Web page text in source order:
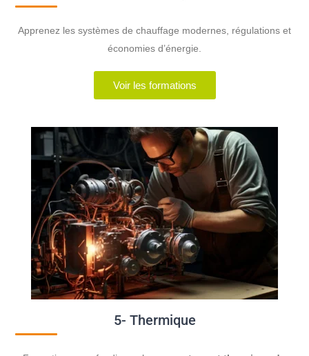
Apprenez les systèmes de chauffage modernes, régulations et
économies d’énergie.
Voir les formations
5- Thermique